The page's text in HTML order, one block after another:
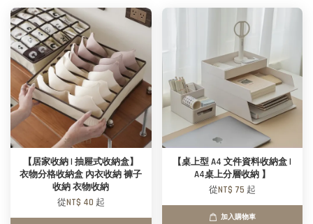
【居家收納 | 抽屜式收納盒】
衣物分格收納盒 內衣收納 褲子
收納 衣物收納
從NT$ 40 起
【桌上型 A4 文件資料收納盒 |
A4桌上分層收納 】
從NT$ 75 起
加入購物車